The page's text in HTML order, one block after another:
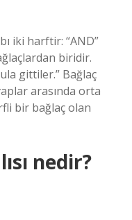
iki harftir: “AND”
biridir.
gittiler.” Bağlaç
arasında orta
bir bağlaç olan
nedir?